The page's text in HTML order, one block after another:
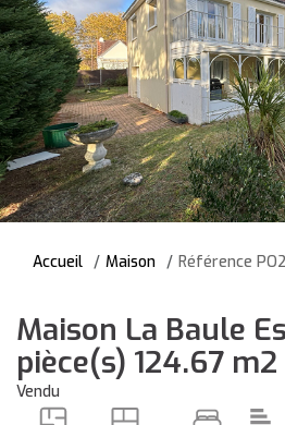
Accueil Maison Référence
Maison La Baule
pièce(s) 124.67 m2
Vendu